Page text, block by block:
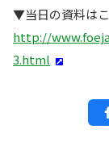
▼当日の資料は
http://
3.html